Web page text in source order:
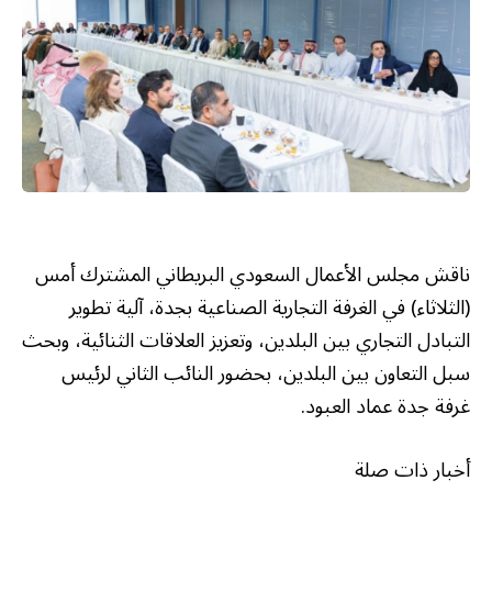
ناقش مجلس الأعمال السعودي البريطاني المشترك أمس
(الثلاثاء) في الغرفة التجارية الصناعية بجدة، آلية تطوير
التبادل التجاري بين البلدين، وتعزيز العلاقات الثنائية، وبحث
سبل التعاون بين البلدين، بحضور النائب الثاني لرئيس
غرفة جدة عماد العبود.
أخبار ذات صلة